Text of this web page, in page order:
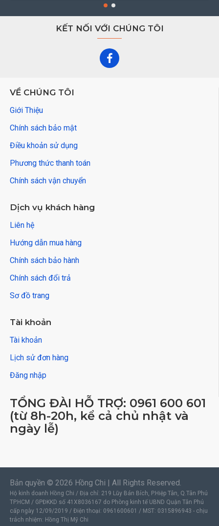
KẾT NỐI VỚI CHÚNG TÔI
VỀ CHÚNG TÔI
Giới Thiệu
Chính sách bảo mật
Điều khoản sử dụng
Phương thức thanh toán
Chính sách vận chuyển
Dịch vụ khách hàng
Liên hệ
Hướng dẫn mua hàng
Chính sách bảo hành
Chính sách đổi trả
Sơ đồ trang
Tài khoản
Tài khoản
Lịch sử đơn hàng
Đăng nhập
TỔNG ĐÀI HỖ TRỢ: 0961 600 601
(từ 8h-20h, kể cả chủ nhật và
ngày lễ)
Bản quyền © 2026 Hồng Chi | All Rights Reserved.
Hộ kinh doanh Hồng Chi / Địa chỉ: 219 Lũy Bán Bích, P.Hiệp Tân, Q.Tân Phú
TP.HCM / GPĐKKD số 41X8036167 do Phòng kinh tế UBND Quận Tân Phú
cấp ngày 12/09/2019 / Điện thoại: 0961600601 / MST: 0315896943 - chịu
trách nhiệm: Hồng Thị Mỹ Chi